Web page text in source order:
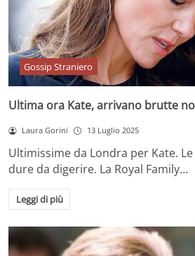
Gossip Straniero
Ultima ora Kate, arrivano brutte
Laura Gorini 13 Luglio 2025
Ultimissime da Londra per Kate.
dure da digerire. La Royal Family…
Leggi di più